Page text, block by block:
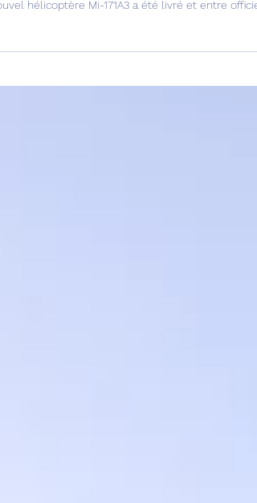
171A3 entre en service chez